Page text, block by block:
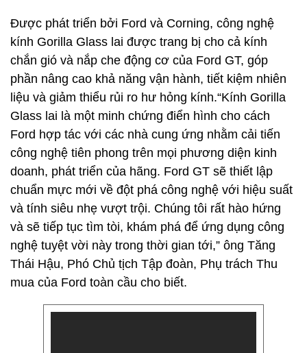
Được phát triển bởi Ford và Corning, công nghệ
kính Gorilla Glass lai được trang bị cho cả kính
chắn gió và nắp che động cơ của Ford GT, góp
phần nâng cao khả năng vận hành, tiết kiệm nhiên
liệu và giảm thiểu rủi ro hư hỏng kính.“Kính Gorilla
Glass lai là một minh chứng điển hình cho cách
Ford hợp tác với các nhà cung ứng nhằm cải tiến
công nghệ tiên phong trên mọi phương diện kinh
doanh, phát triển của hãng. Ford GT sẽ thiết lập
chuẩn mực mới về đột phá công nghệ với hiệu suất
và tính siêu nhẹ vượt trội. Chúng tôi rất hào hứng
và sẽ tiếp tục tìm tòi, khám phá để ứng dụng công
nghệ tuyệt vời này trong thời gian tới,” ông Tăng
Thái Hậu, Phó Chủ tịch Tập đoàn, Phụ trách Thu
mua của Ford toàn cầu cho biết.